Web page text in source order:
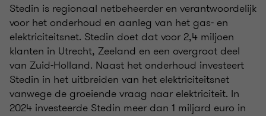
Stedin is regionaal netbeheerder en verantwoordelijk
voor het onderhoud en aanleg van het gas- en
elektriciteitsnet. Stedin doet dat voor 2,4 miljoen
klanten in Utrecht, Zeeland en een overgroot deel
van Zuid-Holland. Naast het onderhoud investeert
Stedin in het uitbreiden van het elektriciteitsnet
vanwege de groeiende vraag naar elektriciteit. In
2024 investeerde Stedin meer dan 1 miljard euro in